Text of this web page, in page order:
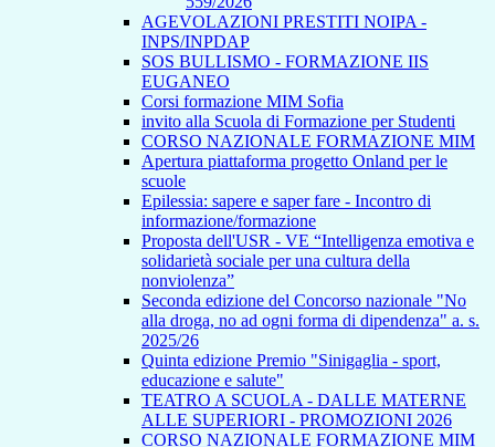
AGEVOLAZIONI PRESTITI NOIPA -
INPS/INPDAP
SOS BULLISMO - FORMAZIONE IIS
EUGANEO
Corsi formazione MIM Sofia
invito alla Scuola di Formazione per Studenti
CORSO NAZIONALE FORMAZIONE MIM
Apertura piattaforma progetto Onland per le
scuole
Epilessia: sapere e saper fare - Incontro di
informazione/formazione
Proposta dell'USR - VE “Intelligenza emotiva e
solidarietà sociale per una cultura della
nonviolenza”
Seconda edizione del Concorso nazionale "No
alla droga, no ad ogni forma di dipendenza" a. s.
2025/26
Quinta edizione Premio "Sinigaglia - sport,
educazione e salute"
TEATRO A SCUOLA - DALLE MATERNE
ALLE SUPERIORI - PROMOZIONI 2026
CORSO NAZIONALE FORMAZIONE MIM